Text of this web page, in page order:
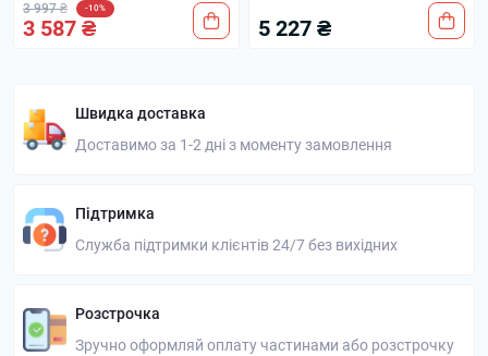
3 997 ₴ -10%
3 587 ₴ 5 227 ₴
Швидка доставка
Доставимо за 1-2 дні з моменту замовлення
Підтримка
Служба підтримки клієнтів 24/7 без вихідних
Розстрочка
Зручно оформляй оплату частинами або розстрочку